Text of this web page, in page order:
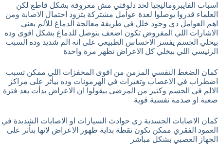
اسباب الفايبروماليجيا لحد دلوقتي مش معروفة بشكل قاطع لكن
العلماء قدروا يوصلوا لعدة عوامل مشتركة بتزود احتمال الاصابة ومن
اهم العوامل دي وجود خلل في طريقة معالجة الدماغ للألم يعني
الاشارات اللي المفروض تكون اضعف بتوصل للدماغ بشكل اقوى وده
بيخلي الجسم يفسر الاحساس الطبيعي على انه الم شديد وده السبب
الرئيسي اللي بيخلي كل الاعراض تظهر مرة واحدة
كمان الضغط النفسي المزمن من اقوى المحفزات اللي ممكن تسبب
اضطراب في الاعصاب وتغيرات في الهرمونات وده بيأثر على مراكز
الالم في الجسم وكتير من المرضى بيقولوا ان الاعراض بدأت بعد فترة
صعبة او صدمة نفسية قوية
كمان الاصابات الجسدية زي حوادث السيارات او الاصابات الشديدة في
العمود الفقري ممكن تكون نقطة بداية ظهور الاعراض لانها بتأثر على
الجهاز العصبي بشكل مباشر